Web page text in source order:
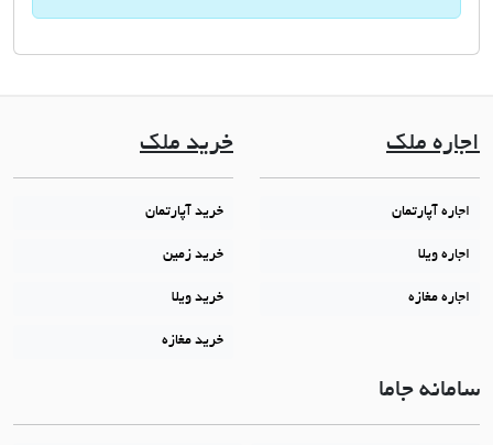
اجاره ملک
اجاره آپارتمان
اجاره ویلا
اجاره مغازه
خرید ملک
خرید آپارتمان
خرید زمین
خرید ویلا
خرید مغازه
سامانه جاما